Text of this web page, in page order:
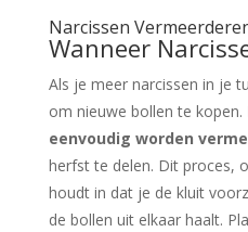
Narcissen
Wanneer
Als je meer narcissen in je
om nieuwe bollen te kopen.
eenvoudig worden
herfst te delen. Dit proces,
houdt in dat je de kluit
de bollen uit elkaar haalt.